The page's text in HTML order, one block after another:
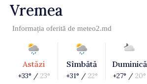
Vremea
Informația oferită de meteo2.md
Astăzi
+33° / 23°
Sîmbătă
+31° / 22°
Duminică
+27° / 20°